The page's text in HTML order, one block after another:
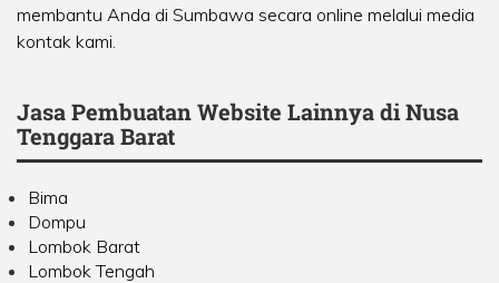
membantu Anda di Sumbawa secara online melalui media
kontak kami.
Jasa Pembuatan Website Lainnya di Nusa
Tenggara Barat
Bima
Dompu
Lombok Barat
Lombok Tengah